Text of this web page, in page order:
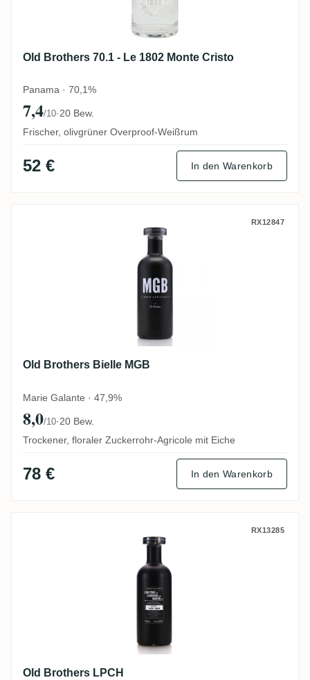
Old Brothers 70.1 - Le 1802 Monte Cristo
Panama · 70,1%
7,4/10·20 Bew.
Frischer, olivgrüner Overproof-Weißrum
52 € In den Warenkorb
Old Brothers Bielle MGB RX12847
Old Brothers Bielle MGB
Marie Galante · 47,9%
8,0/10·20 Bew.
Trockener, floraler Zuckerrohr-Agricole mit Eiche
78 € In den Warenkorb
RX13285
Old Brothers LPCH